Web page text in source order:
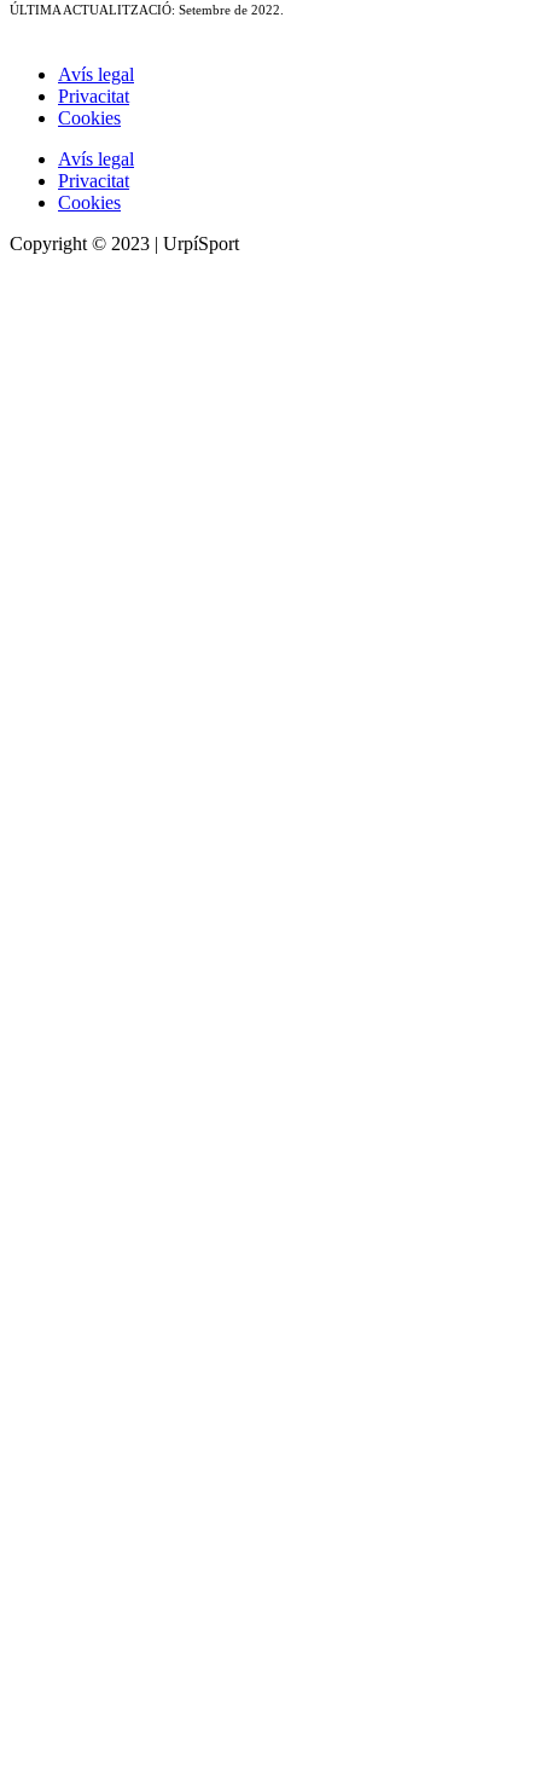
ÚLTIMA ACTUALITZACIÓ: Setembre de 2022.
Avís legal
Privacitat
Cookies
Avís legal
Privacitat
Cookies
Copyright © 2023 | UrpíSport